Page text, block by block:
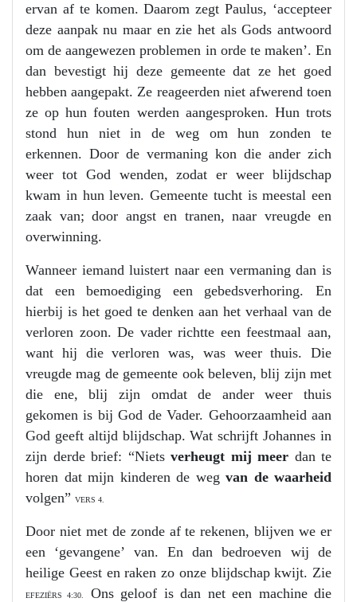
ervan af te komen. Daarom zegt Paulus, ‘accepteer
deze aanpak nu maar en zie het als Gods antwoord
om de aangewezen problemen in orde te maken’. En
dan bevestigt hij deze gemeente dat ze het goed
hebben aangepakt. Ze reageerden niet afwerend toen
ze op hun fouten werden aangesproken. Hun trots
stond hun niet in de weg om hun zonden te
erkennen. Door de vermaning kon die ander zich
weer tot God wenden, zodat er weer blijdschap
kwam in hun leven. Gemeente tucht is meestal een
zaak van; door angst en tranen, naar vreugde en
overwinning.
Wanneer iemand luistert naar een vermaning dan is
dat een bemoediging een gebedsverhoring. En
hierbij is het goed te denken aan het verhaal van de
verloren zoon. De vader richtte een feestmaal aan,
want hij die verloren was, was weer thuis. Die
vreugde mag de gemeente ook beleven, blij zijn met
die ene, blij zijn omdat de ander weer thuis
gekomen is bij God de Vader. Gehoorzaamheid aan
God geeft altijd blijdschap. Wat schrijft Johannes in
zijn derde brief: “Niets verheugt mij meer dan te
horen dat mijn kinderen de weg van de waarheid
volgen” VERS 4.
Door niet met de zonde af te rekenen, blijven we er
een ‘gevangene’ van. En dan bedroeven wij de
heilige Geest en raken zo onze blijdschap kwijt. Zie
EFEZIËRS 4:30.
Ons geloof is dan net een machine die